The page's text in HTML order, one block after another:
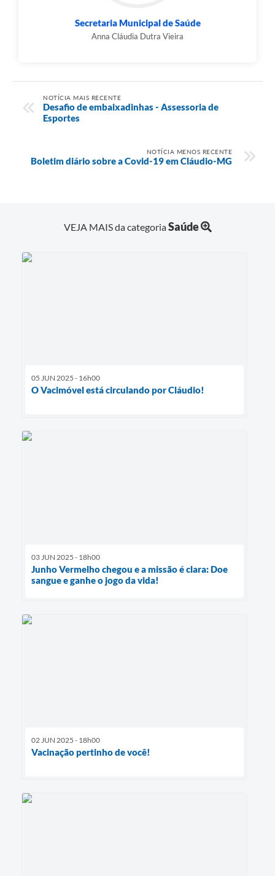
Secretaria Municipal de Saúde
Anna Cláudia Dutra Vieira
NOTÍCIA MAIS RECENTE
Desafio de embaixadinhas - Assessoria de
Esportes
NOTÍCIA MENOS RECENTE
Boletim diário sobre a Covid-19 em Cláudio-MG
VEJA MAIS da categoriaSaúde
05 JUN 2025 - 16h00
O Vacimóvel está circulando por Cláudio!
03 JUN 2025 - 18h00
Junho Vermelho chegou e a missão é clara: Doe
sangue e ganhe o jogo da vida!
02 JUN 2025 - 18h00
Vacinação pertinho de você!